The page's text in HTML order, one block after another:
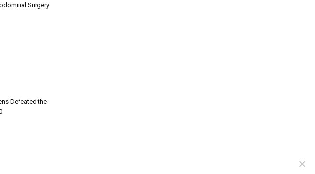
Surgery
Defeated the